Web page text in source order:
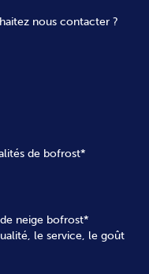
de bofrost*
neige bofrost*
le service, le goût
nous contacter ?